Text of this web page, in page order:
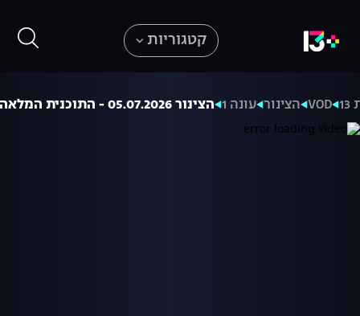
קטגוריות
VOD הצינור עונה 1 הצינור 05.07.2026 - התוכנית המלאה